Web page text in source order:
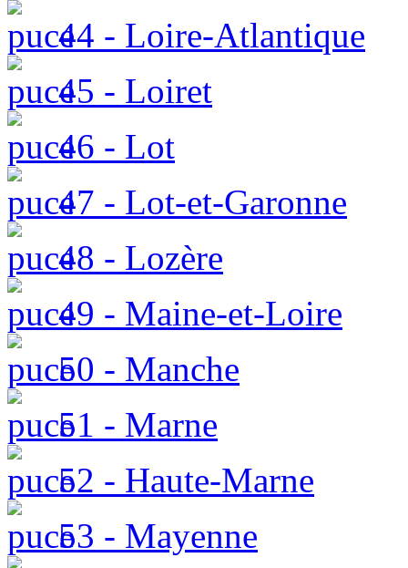
44 - Loire-Atlantique
45 - Loiret
46 - Lot
47 - Lot-et-Garonne
48 - Lozère
49 - Maine-et-Loire
50 - Manche
51 - Marne
52 - Haute-Marne
53 - Mayenne